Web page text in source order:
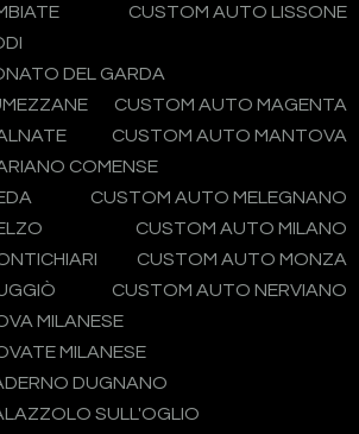
CUSTOM AUTO LISSONE
DEL GARDA
CUSTOM AUTO MAGENTA
CUSTOM AUTO MANTOVA
COMENSE
CUSTOM AUTO MELEGNANO
CUSTOM AUTO MILANO
CUSTOM AUTO MONZA
CUSTOM AUTO NERVIANO
MILANESE
MILANESE
DUGNANO
SULL'OGLIO